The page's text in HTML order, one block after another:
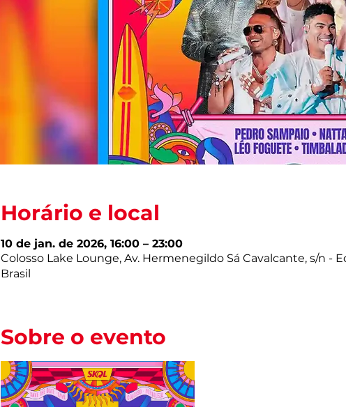
Horário e local
10 de jan. de 2026, 16:00 – 23:00
Colosso Lake Lounge, Av. Hermenegildo Sá Cavalcante, s/n -
Brasil
Sobre o evento